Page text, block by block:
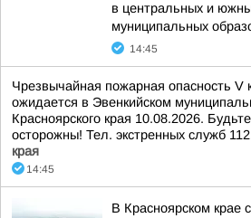
в центральных и
муниципальных
14:45
Чрезвычайная пожарная опасность V
ожидается в Эвенкийском
Красноярского края 10.08.2026.
осторожны! Тел. экстренных служб
края
14:45
В Красноярском крае